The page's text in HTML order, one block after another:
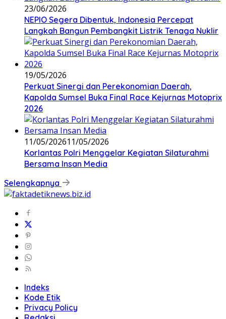
23/06/2026
NEPIO Segera Dibentuk, Indonesia Percepat
Langkah Bangun Pembangkit Listrik Tenaga Nuklir
19/05/2026
Perkuat Sinergi dan Perekonomian Daerah,
Kapolda Sumsel Buka Final Race Kejurnas Motoprix
2026
11/05/202611/05/2026
Korlantas Polri Menggelar Kegiatan Silaturahmi
Bersama Insan Media
Selengkapnya
Indeks
Kode Etik
Privacy Policy